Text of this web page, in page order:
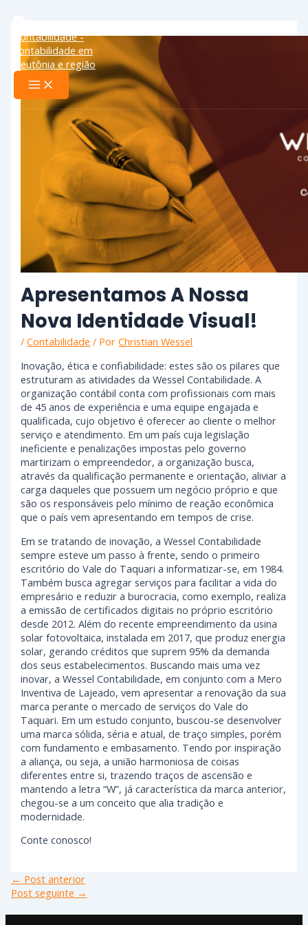
conteúdo
Apresentamos A Nossa
Nova Identidade Visual!
/Contabilidade / PorChristian Wessel
Inovação, ética e confiabilidade: estes são os pilares que
estruturam as atividades da Wessel Contabilidade. A
organização contábil conta com profissionais com mais
de 45 anos de experiência e uma equipe engajada e
qualificada, cujo objetivo é oferecer ao cliente o melhor
serviço e atendimento. Em um país cuja legislação
ineficiente e penalizações impostas pelo governo
martirizam o empreendedor, a organização busca,
através da qualificação permanente e orientação, aliviar a
carga daqueles que possuem um negócio próprio e que
são os responsáveis pelo mínimo de reação econômica
que o país vem apresentando em tempos de crise.
Em se tratando de inovação, a Wessel Contabilidade
sempre esteve um passo à frente, sendo o primeiro
escritório do Vale do Taquari a informatizar-se, em 1984.
Também busca agregar serviços para facilitar a vida do
empresário e reduzir a burocracia, como exemplo, realiza
a emissão de certificados digitais no próprio escritório
desde 2012. Além do recente empreendimento da usina
solar fotovoltaica, instalada em 2017, que produz energia
solar, gerando créditos que suprem 95% da demanda
dos seus estabelecimentos. Buscando mais uma vez
inovar, a Wessel Contabilidade, em conjunto com a Mero
Inventiva de Lajeado, vem apresentar a renovação da sua
marca perante o mercado de serviços do Vale do
Taquari. Em um estudo conjunto, buscou-se desenvolver
uma marca sólida, séria e atual, de traço simples, porém
com fundamento e embasamento. Tendo por inspiração
a aliança, ou seja, a união harmoniosa de coisas
diferentes entre si, trazendo traços de ascensão e
mantendo a letra “W”, já característica da marca anterior,
chegou-se a um conceito que alia tradição e
modernidade.
Conte conosco!
← Post anterior
Post seguinte →